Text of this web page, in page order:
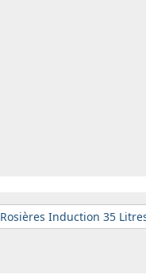
Rosières Induction 35